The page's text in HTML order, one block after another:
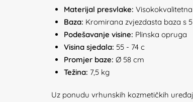
Materijal presvlake:
Baza: Kromirana zvjezdasta baza s
Podešavanje visine: Plinska opruga
Visina sjedala: 55 - 74 c
Promjer baze: Ø 58 cm
Težina: 7,5 kg
Uz ponudu vrhunskih kozmetičkih